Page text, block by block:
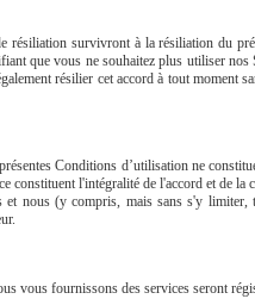
résiliation survivront à la résiliation du
que vous ne souhaitez plus utiliser
résilier cet accord à tout moment
Conditions d’utilisation ne
constituent l'intégralité de l'accord et de
nous (y compris, mais sans s'y
vous fournissons des services seront